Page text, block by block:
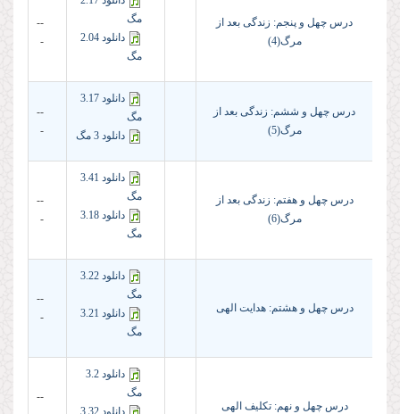
درس چهل و پنجم: زندگی بعد از
مرگ(4)
مگ
دانلود 2.04
مگ
--
-
درس چهل و ششم: زندگی بعد از
مرگ(5)
دانلود 3.17
مگ
دانلود 3 مگ
--
-
درس چهل و هفتم: زندگی بعد از
مرگ(6)
دانلود 3.41
مگ
دانلود 3.18
مگ
--
-
درس چهل و هشتم: هدایت الهی
دانلود 3.22
مگ
دانلود 3.21
مگ
--
-
درس چهل و نهم: تکلیف الهی
دانلود 3.2
مگ
دانلود 3.32
--